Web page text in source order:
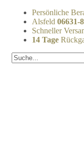
Persönliche
Alsfeld 06631-
Schneller
14 Tage